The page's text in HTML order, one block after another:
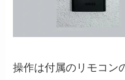
操作は付属のリモコン